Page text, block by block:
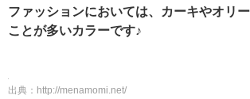
ファッションにおいては、カーキやオリ
ことが多いカラーです♪
出典： http://menamomi.net/